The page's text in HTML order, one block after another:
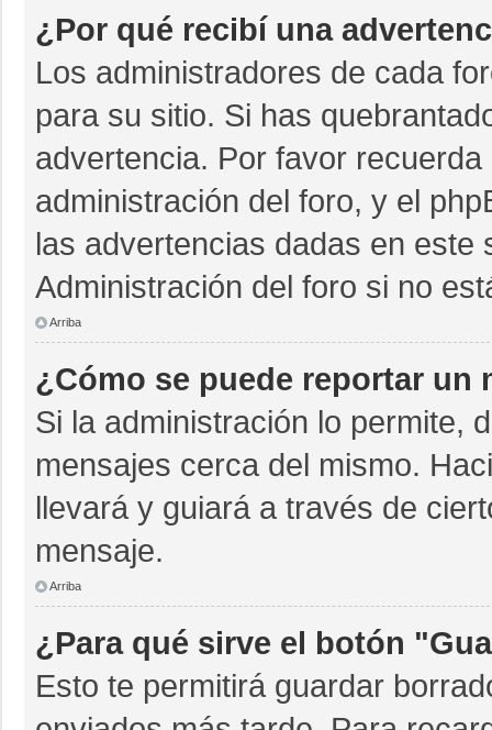
¿Por qué recibí una
Los administradores de cada
para su sitio. Si has
advertencia. Por favor
administración del foro, y el
las advertencias dadas en este
Administración del foro si no
Arriba
¿Cómo se puede reportar un
Si la administración lo permite,
mensajes cerca del mismo.
llevará y guiará a través de
mensaje.
Arriba
¿Para qué sirve el botón
Esto te permitirá guardar